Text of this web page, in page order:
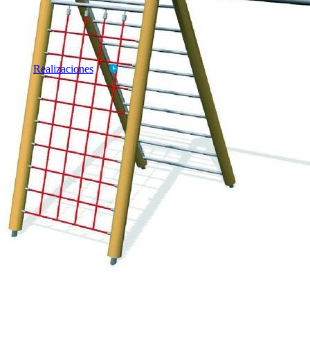
Inicio
empresa
PARQUES INFANTILES
Productos
Marcas
Realizaciones
CATALOGOS
TARIFAS